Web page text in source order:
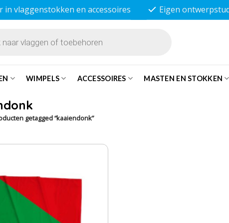
in vlaggenstokken en accessoires Eigen
WIMPELS ACCESSOIRES MASTEN EN STOKKEN
getagged “kaaiendonk”